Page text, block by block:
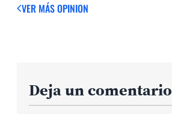
VER MÁS OPINION
Deja un comentario